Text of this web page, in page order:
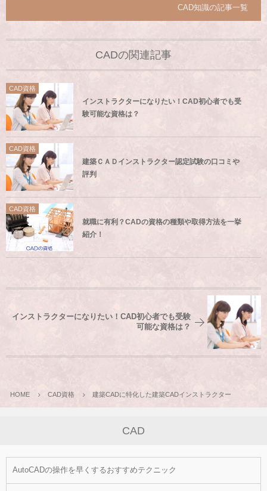
CAD知識の記事一覧
CADの関連記事
CAD資格
インストラクターになりたい！CAD初心者でも受
験可能な資格は？
CAD資格
建築ＣＡＤインストラクター認定試験の口コミや
評判
CAD資格
就職に有利？CADの資格の種類や取得方法を一挙
紹介！
インストラクターになりたい！CAD初心者でも受験
可能な資格は？
HOME CAD資格 建築CADに特化した建築CADインストラクター
CAD
AutoCADの操作を早くするおすすめテクニック